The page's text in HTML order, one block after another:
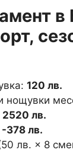
в
120 лв.
нощувки
2520 лв.
-378 лв.
лв. × 8